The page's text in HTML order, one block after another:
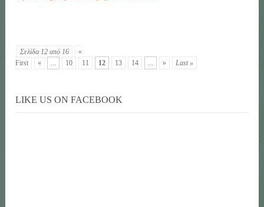
Σελίδα 12 από 16
«
First
« ... 10 11 12 13 14 ... » Last »
LIKE US ON FACEBOOK